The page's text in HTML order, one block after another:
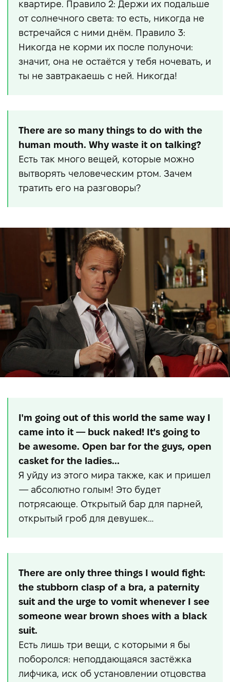
квартире. Правило 2: Держи их подальше
от солнечного света: то есть, никогда не
встречайся с ними днём. Правило 3:
Никогда не корми их после полуночи:
значит, она не остаётся у тебя ночевать, и
ты не завтракаешь с ней. Никогда!
There are so many things to do with the
human mouth. Why waste it on talking?
Есть так много вещей, которые можно
вытворять человеческим ртом. Зачем
тратить его на разговоры?
I'm going out of this world the same way I
came into it — buck naked! It's going to
be awesome. Open bar for the guys, open
casket for the ladies...
Я уйду из этого мира также, как и пришел
— абсолютно голым! Это будет
потрясающе. Открытый бар для парней,
открытый гроб для девушек…
There are only three things I would fight:
the stubborn clasp of a bra, a paternity
suit and the urge to vomit whenever I see
someone wear brown shoes with a black
suit.
Есть лишь три вещи, с которыми я бы
поборолся: неподдающаяся застёжка
лифчика, иск об установлении отцовства